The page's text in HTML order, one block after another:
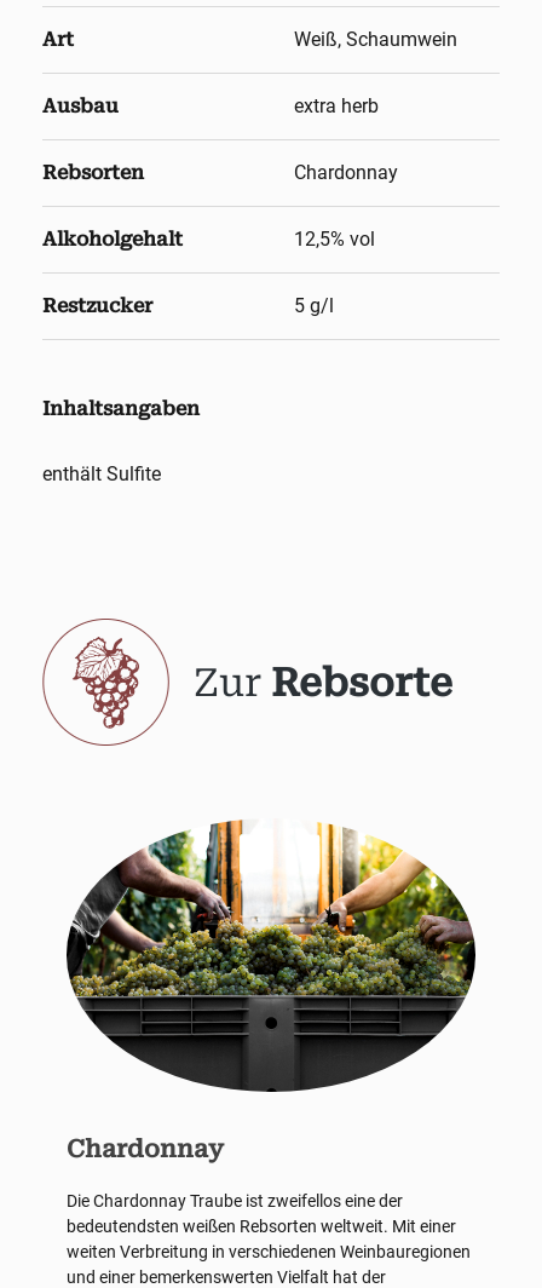
Art Weiß, Schaumwein
Ausbau extra herb
Rebsorten Chardonnay
Alkoholgehalt 12,5% vol
Restzucker 5 g/l
Inhaltsangaben
enthält Sulfite
Zur Rebsorte
Chardonnay
Die Chardonnay Traube ist zweifellos eine der
bedeutendsten weißen Rebsorten weltweit. Mit einer
weiten Verbreitung in verschiedenen Weinbauregionen
und einer bemerkenswerten Vielfalt hat der